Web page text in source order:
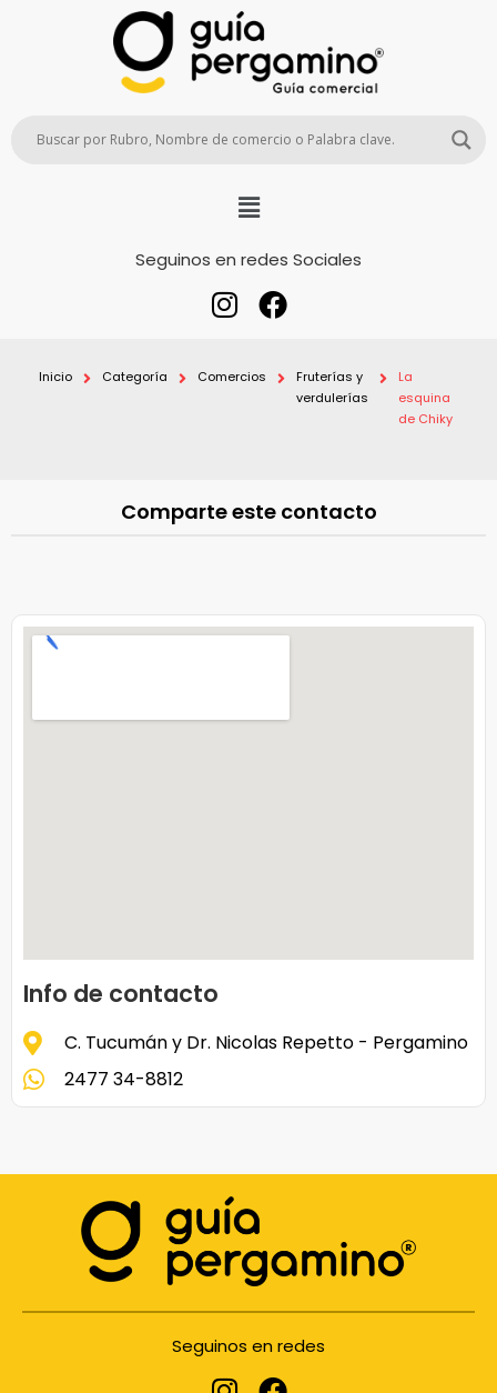
Seguinos en redes Sociales
Inicio Categoría Comercios
Fruterías y
verdulerías
La
esquina
de Chiky
Comparte este contacto
Info de contacto
C. Tucumán y Dr. Nicolas Repetto - Pergamino
2477 34-8812
Seguinos en redes